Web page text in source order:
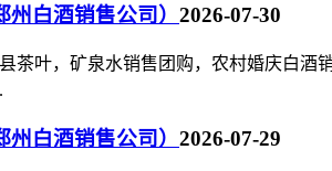
白酒销售公司） 2026-07-30
茶叶，矿泉水销售团购，农村婚庆白
白酒销售公司） 2026-07-29